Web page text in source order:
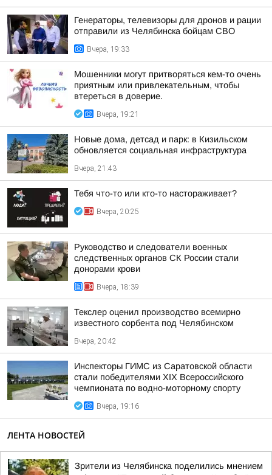
Генераторы, телевизоры для дронов и рации
отправили из Челябинска бойцам СВО
Вчера, 19:33
Мошенники могут притворяться кем-то очень
приятным или привлекательным, чтобы
втереться в доверие.
Вчера, 19:21
Новые дома, детсад и парк: в Кизильском
обновляется социальная инфраструктура
Вчера, 21:43
Тебя что-то или кто-то настораживает?
Вчера, 20:25
Руководство и следователи военных
следственных органов СК России стали
донорами крови
Вчера, 18:39
Текслер оценил производство всемирно
известного сорбента под Челябинском
Вчера, 20:42
Инспекторы ГИМС из Саратовской области
стали победителями XIX Всероссийского
чемпионата по водно-моторному спорту
Вчера, 19:16
ЛЕНТА НОВОСТЕЙ
Зрители из Челябинска поделились мнением